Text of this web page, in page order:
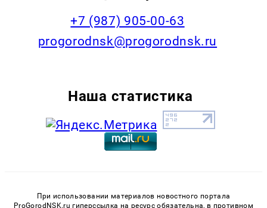
+7 (987) 905-00-63
progorodnsk@progorodnsk.ru
Наша статистика
При использовании материалов новостного портала
ProGorodNSK.ru гиперссылка на ресурс обязательна, в противном